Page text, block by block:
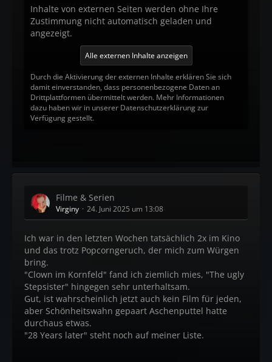
Inhalte von externen Seiten werden ohne Ihre
Zustimmung nicht automatisch geladen und
angezeigt.
Alle externen Inhalte anzeigen
Durch die Aktivierung der externen Inhalte erklären Sie sich
damit einverstanden, dass personenbezogene Daten an
Drittplattformen übermittelt werden. Mehr Informationen
dazu haben wir in unserer Datenschutzerklärung zur
Verfügung gestellt.
Filme & Serien
Virginy 24. Juni 2025 um 13:08
Ich war in den letzten Wochen tatsächlich 2x im Kino
und das trotz Popcorngeruch, der mich zum Würgen
bring.
"Clown im Kornfeld" fand ich ziemlich mies, "The ugly
Stepsister" hingegen sehr unterhaltsam.
Gut, ist wahrscheinlich jetzt auch kein Film für jeden,
aber Schönheitswahn gepaart Aschenputtel hatte
durchaus etwas.
"28 Years later" steht noch auf meiner Liste.